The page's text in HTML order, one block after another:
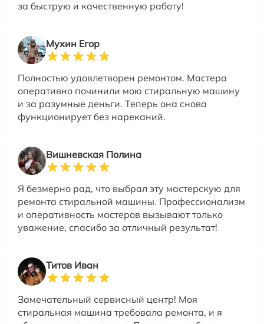
за быструю и качественную работу!
Мухин Егор
Полностью удовлетворен ремонтом. Мастера
оперативно починили мою стиральную машину
и за разумные деньги. Теперь она снова
функционирует без нареканий.
Вишневская Полина
Я безмерно рад, что выбрал эту мастерскую для
ремонта стиральной машины. Профессионализм
и оперативность мастеров вызывают только
уважение, спасибо за отличный результат!
Титов Иван
Замечательный сервисный центр! Моя
стиральная машина требовала ремонта, и я